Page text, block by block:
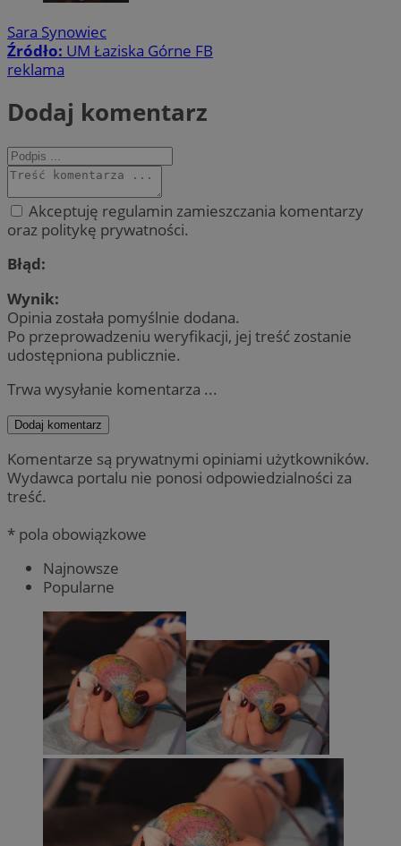
Sara Synowiec
Źródło: UM Łaziska Górne FB
reklama
Dodaj komentarz
Akceptuję regulamin zamieszczania komentarzy
oraz politykę prywatności.
Błąd:
Wynik:
Opinia została pomyślnie dodana.
Po przeprowadzeniu weryfikacji, jej treść zostanie
udostępniona publicznie.
Trwa wysyłanie komentarza ...
Dodaj komentarz
Komentarze są prywatnymi opiniami użytkowników.
Wydawca portalu nie ponosi odpowiedzialności za
treść.
* pola obowiązkowe
Najnowsze
Popularne